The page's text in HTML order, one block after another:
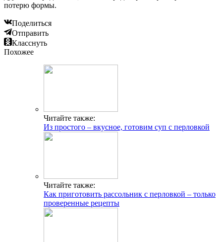
потерю формы.
Поделиться
Отправить
Класснуть
Похожее
Читайте также:
Из простого – вкусное, готовим суп с перловкой
Читайте также:
Как приготовить рассольник с перловкой – только
проверенные рецепты